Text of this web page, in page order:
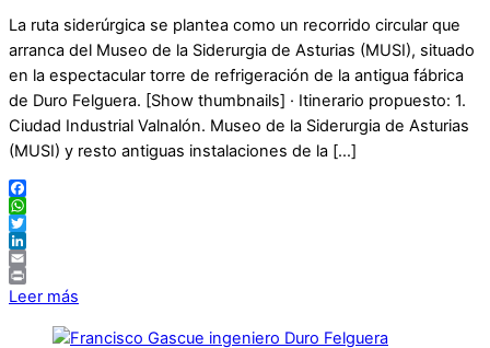
La ruta siderúrgica se plantea como un recorrido circular que
arranca del Museo de la Siderurgia de Asturias (MUSI), situado
en la espectacular torre de refrigeración de la antigua fábrica
de Duro Felguera. [Show thumbnails] · Itinerario propuesto: 1.
Ciudad Industrial Valnalón. Museo de la Siderurgia de Asturias
(MUSI) y resto antiguas instalaciones de la […]
Facebook
WhatsApp
Twitter
LinkedIn
Email
Print
Leer más